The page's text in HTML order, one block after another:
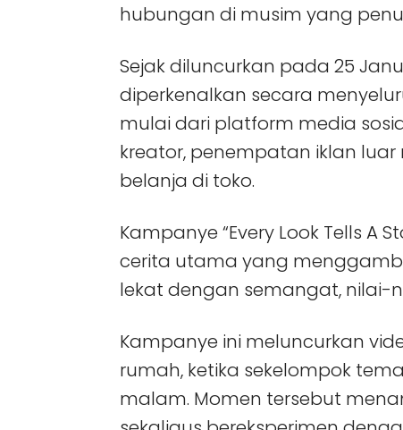
hubungan di musim yang
Sejak diluncurkan pada 25
diperkenalkan secara
mulai dari platform media
kreator, penempatan iklan
belanja di toko.
Kampanye “Every Look Tells A
cerita utama yang
lekat dengan semangat, nilai-
Kampanye ini meluncurkan
rumah, ketika sekelompok
malam. Momen tersebut